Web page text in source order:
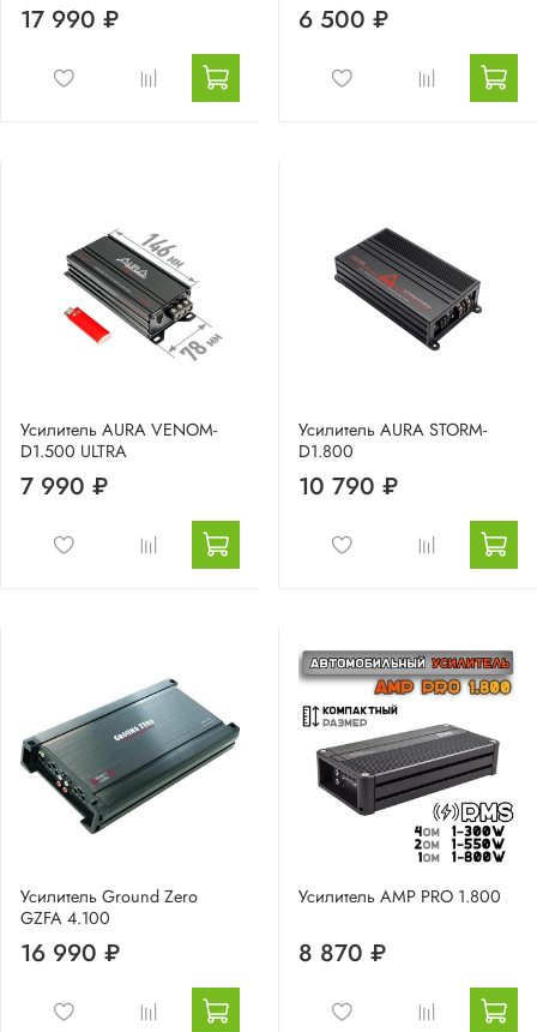
17 990 ₽ 6 500 ₽
Усилитель AURA VENOM-
D1.500 ULTRA
7 990 ₽
Усилитель AURA STORM-
D1.800
10 790 ₽
Усилитель Ground Zero
GZFA 4.100
16 990 ₽
Усилитель AMP PRO 1.800
8 870 ₽